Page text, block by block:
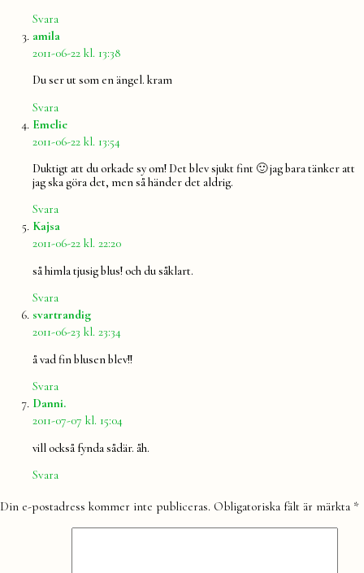
Svara
amila
2011-06-22 kl. 13:38
Du ser ut som en ängel. kram
Svara
Emeliesäger:
2011-06-22 kl. 13:54
Duktigt att du orkade sy om! Det blev sjukt fint 🙂 jag bara tänker att
jag ska göra det, men så händer det aldrig.
Svara
Kajsa
2011-06-22 kl. 22:20
så himla tjusig blus! och du såklart.
Svara
svartrandigsäger:
2011-06-23 kl. 23:34
å vad fin blusen blev!!
Svara
Danni.säger:
2011-07-07 kl. 15:04
vill också fynda sådär. åh.
Svara
Lämna
Din e-postadress kommer inte publiceras. Obligatoriska fält är märkta *